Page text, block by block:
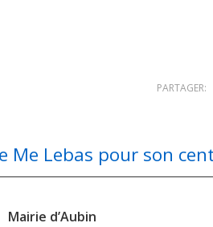
PARTAGER:
Me Lebas pour son
Mairie d’Aubin